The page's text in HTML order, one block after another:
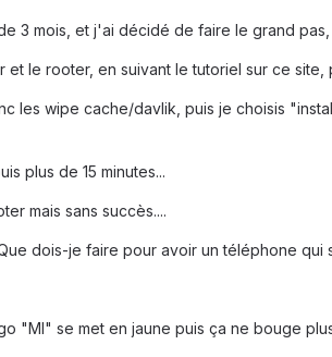
3 mois, et j'ai décidé de faire le grand pas,
le rooter, en suivant le tutoriel sur ce site,
les wipe cache/davlik, puis je choisis
plus de 15 minutes...
mais sans succès....
dois-je faire pour avoir un téléphone qui
"MI" se met en jaune puis ça ne bouge